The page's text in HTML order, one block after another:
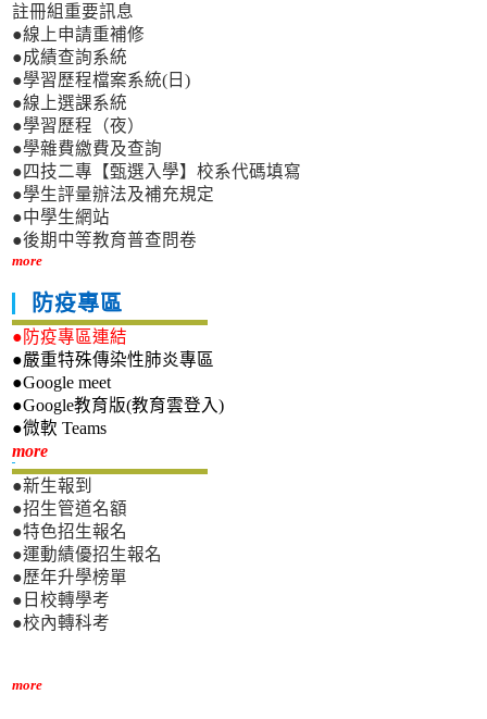
註冊組重要訊息
●線上申請重補修
●成績查詢系統
●學習歷程檔案系統(日)
●線上選課系統
●學習歷程（夜）
●學雜費繳費及查詢
●四技二專【甄選入學】校系代碼填寫
●學生評量辦法及補充規定
●中學生網站
●後期中等教育普查問卷
more
防疫專區
●防疫專區連結
●嚴重特殊傳染性肺炎專區
●Google meet
●Google教育版(教育雲登入)
●微軟 Teams
more新生專區
●新生報到
●招生管道名額
●特色招生報名
●運動績優招生報名
●歷年升學榜單
●日校轉學考
●校內轉科考
more